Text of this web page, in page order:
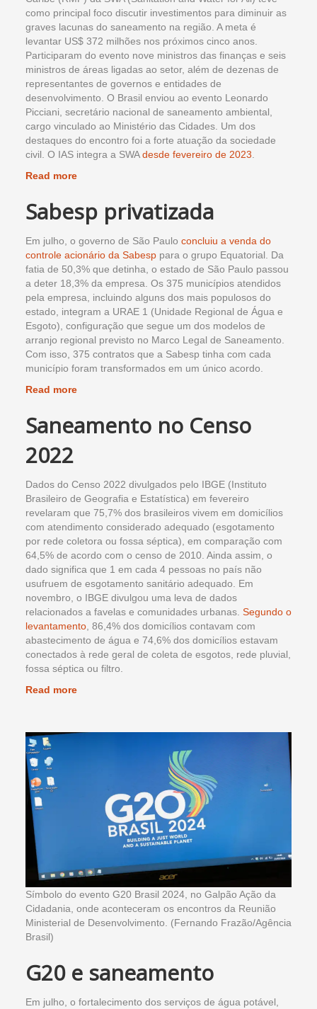
como principal foco discutir investimentos para diminuir as
graves lacunas do saneamento na região. A meta é
levantar US$ 372 milhões nos próximos cinco anos.
Participaram do evento nove ministros das finanças e seis
ministros de áreas ligadas ao setor, além de dezenas de
representantes de governos e entidades de
desenvolvimento. O Brasil enviou ao evento Leonardo
Picciani, secretário nacional de saneamento ambiental,
cargo vinculado ao Ministério das Cidades. Um dos
destaques do encontro foi a forte atuação da sociedade
civil. O IAS integra a SWAdesde fevereiro de 2023
Read more
Sabesp privatizada
Em julho, o governo de São Paulo concluiu a venda do
controle acionário da Sabesp para o grupo Equatorial. Da
fatia de 50,3% que detinha, o estado de São Paulo passou
a deter 18,3% da empresa. Os 375 municípios atendidos
pela empresa, incluindo alguns dos mais populosos do
estado, integram a URAE 1 (Unidade Regional de Água e
Esgoto), configuração que segue um dos modelos de
arranjo regional previsto no Marco Legal de Saneamento.
Com isso, 375 contratos que a Sabesp tinha com cada
município foram transformados em um único acordo.
Read more
Saneamento no Censo
2022
Dados do Censo 2022 divulgados pelo IBGE (Instituto
Brasileiro de Geografia e Estatística) em fevereiro
revelaram que 75,7% dos brasileiros vivem em domicílios
com atendimento considerado adequado (esgotamento
por rede coletora ou fossa séptica), em comparação com
64,5% de acordo com o censo de 2010. Ainda assim, o
dado significa que 1 em cada 4 pessoas no país não
usufruem de esgotamento sanitário adequado. Em
novembro, o IBGE divulgou uma leva de dados
relacionados a favelas e comunidades urbanas. Segundo o
levantamento , 86,4% dos domicílios contavam com
abastecimento de água e 74,6% dos domicílios estavam
conectados à rede geral de coleta de esgotos, rede pluvial,
fossa séptica ou filtro.
Read more
Símbolo do evento G20 Brasil 2024, no Galpão Ação da
Cidadania, onde aconteceram os encontros da Reunião
Ministerial de Desenvolvimento. (Fernando Frazão/Agência
Brasil)
G20 e saneamento
Em julho, o fortalecimento dos serviços de água potável,